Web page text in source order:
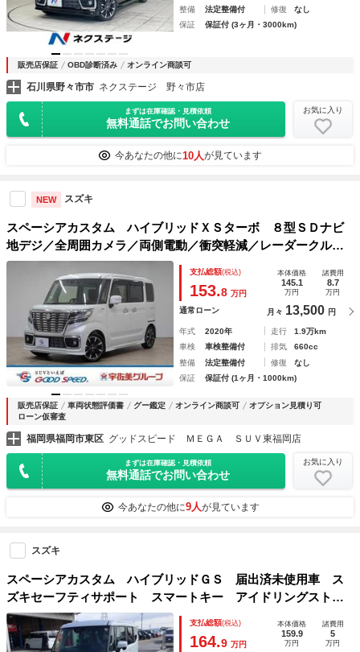
整備
法定整備付 修復
なし
保証
保証付 (3ヶ月・3000km)
販売店保証 OBD診断済み オンライン商談可
石川県野々市市 ネクステージ 野々市店
まずは在庫確認・見積依頼
無料通話でお問い合わせ
お気に入り
今あなたの他に10人が見ています
NEW スズキ
スペーシアカスタム ハイブリッドＸＳターボ ８型ＳＤナビ
地デジ／全周囲カメラ／両側電動／衝突軽減／レーダークルコ
ン／クリアランスソナー／アイドリングストップ／シートヒー
ター／ＬＥＤ／ＥＴＣ／スマートキー
支払総額(税込)
153.8 万円
本体価格
145.1
万円
諸費用
8.7
万円
通常ローン 月々 13,500 円
年式 2020年 走行
1.9万km
車検
車検整備付 排気
660cc
整備
法定整備付 修復
なし
保証
保証付 (1ヶ月・1000km)
販売店保証 車両状態評価書 グー鑑定 オンライン商談可
オプション見積り可
ローン仮審査
福岡県福岡市東区 グッドスピード ＭＥＧＡ ＳＵＶ東福岡店
まずは在庫確認・見積依頼
無料通話でお問い合わせ
お気に入り
今あなたの他に9人が見ています
スズキ
スペーシアカスタム ハイブリッドＧＳ 届出済未使用車 ス
ズキセーフティサポート スマートキー アイドリングストッ
プ オートエアコン 片側電動スライド シートヒーター プ
ッシュスタートエンジン 軽自動車
支払総額(税込)
164.9 万円
本体価格
159.9
万円
諸費用
5
万円